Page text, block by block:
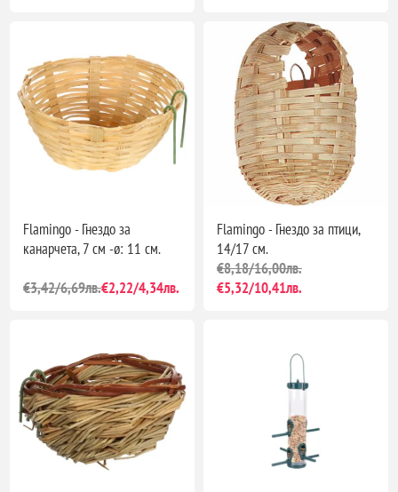
Flamingo - Гнездо за
канарчета, 7 см -ø: 11 см.
€3,42/6,69лв.€2,22/4,34лв.
Flamingo - Гнездо за птици,
14/17 см.
€8,18/16,00лв.
€5,32/10,41лв.